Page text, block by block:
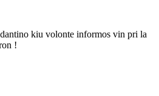
kiu volonte informos vin pri la
!